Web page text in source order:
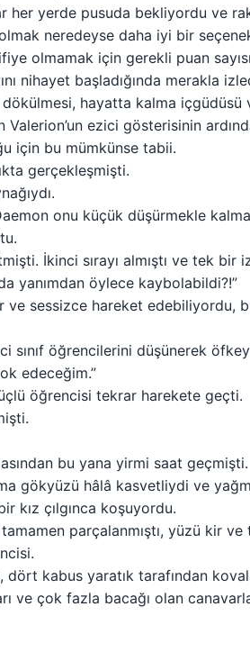
her yerde pusuda bekliyordu ve
neredeyse daha iyi bir
olmamak için gerekli puan
nihayet başladığında merakla
dökülmesi, hayatta kalma
Valerion’un ezici gösterisinin
için bu mümkünse tabii.
gerçekleşmişti.
onu küçük düşürmekle
İkinci sırayı almıştı ve tek
yanımdan öylece kaybolabildi?!”
ve sessizce hareket edebiliyordu,
sınıf öğrencilerini düşünerek
edeceğim.”
öğrencisi tekrar harekete geçti.
bu yana yirmi saat geçmişti.
gökyüzü hâlâ kasvetliydi ve
kız çılgınca koşuyordu.
parçalanmıştı, yüzü kir ve
kabus yaratık tarafından
ve çok fazla bacağı olan